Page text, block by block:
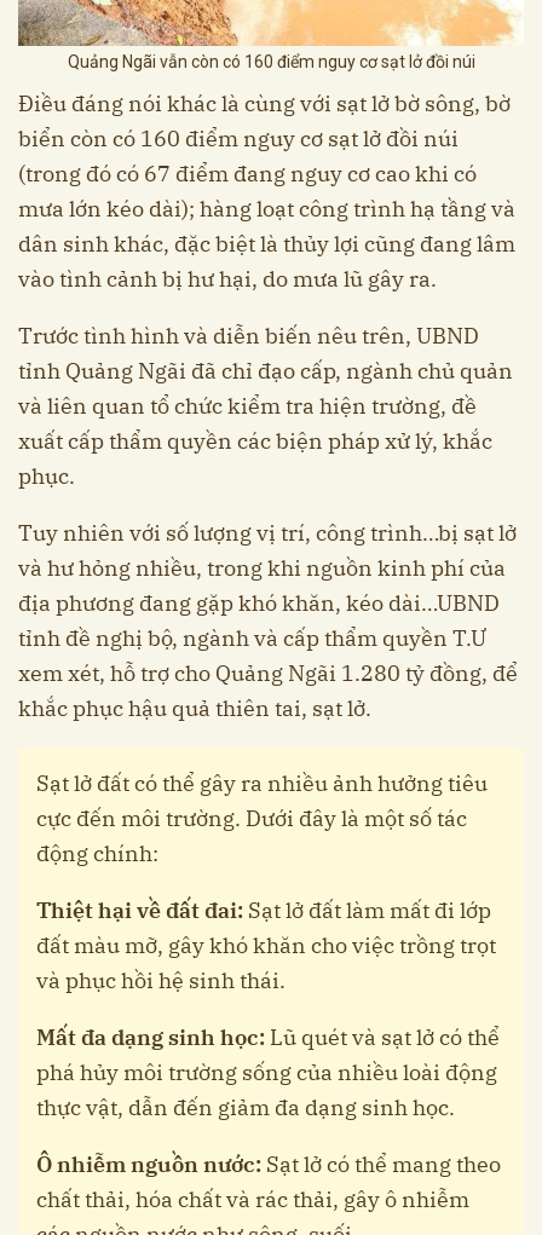
Quảng Ngãi vẫn còn có 160 điểm nguy cơ sạt lở đồi núi
Điều đáng nói khác là cùng với sạt lở bờ sông, bờ
biển còn có 160 điểm nguy cơ sạt lở đồi núi
(trong đó có 67 điểm đang nguy cơ cao khi có
mưa lớn kéo dài); hàng loạt công trình hạ tầng và
dân sinh khác, đặc biệt là thủy lợi cũng đang lâm
vào tình cảnh bị hư hại, do mưa lũ gây ra.
Trước tình hình và diễn biến nêu trên, UBND
tỉnh Quảng Ngãi đã chỉ đạo cấp, ngành chủ quản
và liên quan tổ chức kiểm tra hiện trường, đề
xuất cấp thẩm quyền các biện pháp xử lý, khắc
phục.
Tuy nhiên với số lượng vị trí, công trình…bị sạt lở
và hư hỏng nhiều, trong khi nguồn kinh phí của
địa phương đang gặp khó khăn, kéo dài…UBND
tỉnh đề nghị bộ, ngành và cấp thẩm quyền T.Ư
xem xét, hỗ trợ cho Quảng Ngãi 1.280 tỷ đồng, để
khắc phục hậu quả thiên tai, sạt lở.
Sạt lở đất có thể gây ra nhiều ảnh hưởng tiêu
cực đến môi trường. Dưới đây là một số tác
động chính:
Thiệt hại về đất đai: Sạt lở đất làm mất đi lớp
đất màu mỡ, gây khó khăn cho việc trồng trọt
và phục hồi hệ sinh thái.
Mất đa dạng sinh học: Lũ quét và sạt lở có thể
phá hủy môi trường sống của nhiều loài động
thực vật, dẫn đến giảm đa dạng sinh học.
Ô nhiễm nguồn nước: Sạt lở có thể mang theo
chất thải, hóa chất và rác thải, gây ô nhiễm